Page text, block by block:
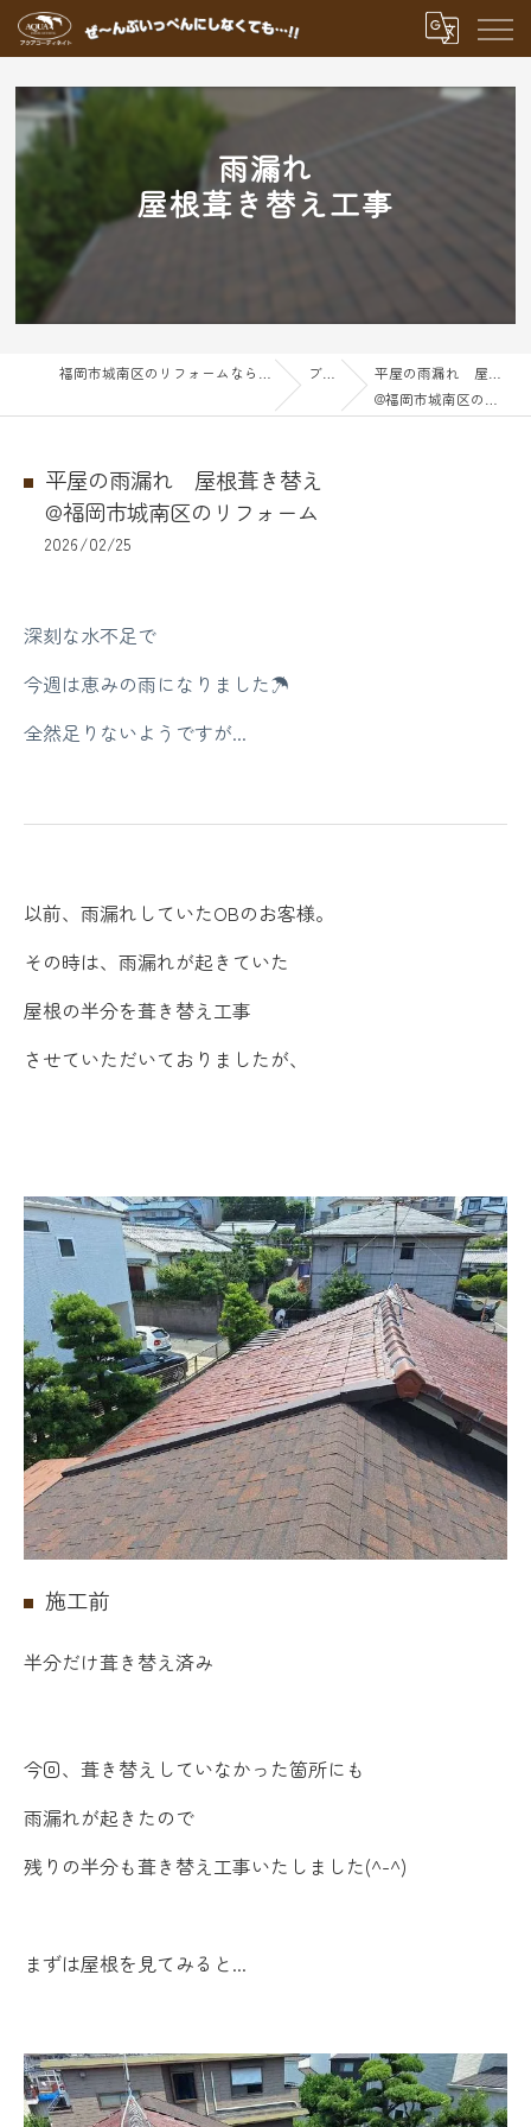
雨漏れ
屋根葺き替え工事
ブログ
平屋の雨漏れ 屋根葺き替え
@福岡市城南区のリフォーム
平屋の雨漏れ 屋根葺き替え
@福岡市城南区のリフォーム
2026/02/25
深刻な水不足で
今週は恵みの雨になりました☂
全然足りないようですが...
以前、雨漏れしていたOBのお客様。
その時は、雨漏れが起きていた
屋根の半分を葺き替え工事
させていただいておりましたが、
施工前
半分だけ葺き替え済み
今回、葺き替えしていなかった箇所にも
雨漏れが起きたので
残りの半分も葺き替え工事いたしました(^-^)
まずは屋根を見てみると...